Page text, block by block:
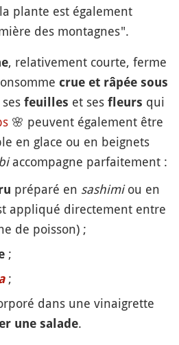
plante est également
des montagnes".
, relativement courte, ferme
crue et râpée sous
feuilles et ses fleurs qui
🌸 peuvent également être
en glace ou en beignets
accompagne parfaitement :
préparé en sashimiou en
appliqué directement entre
de poisson) ;
;
;
dans une vinaigrette
une salade.